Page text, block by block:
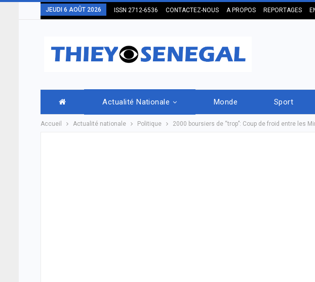
JEUDI 6 AOÛT 2026 ISSN 2712-6536 CONTACTEZ-NOUS A PROPOS REPORTAGES
Actualité Nationale Monde Sport
Accueil Actualité nationale Politique 2000 boursiers de “trop’’: Coup de froid entre les